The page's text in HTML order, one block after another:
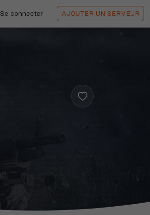
Se connecter AJOUTER UN SERVEUR